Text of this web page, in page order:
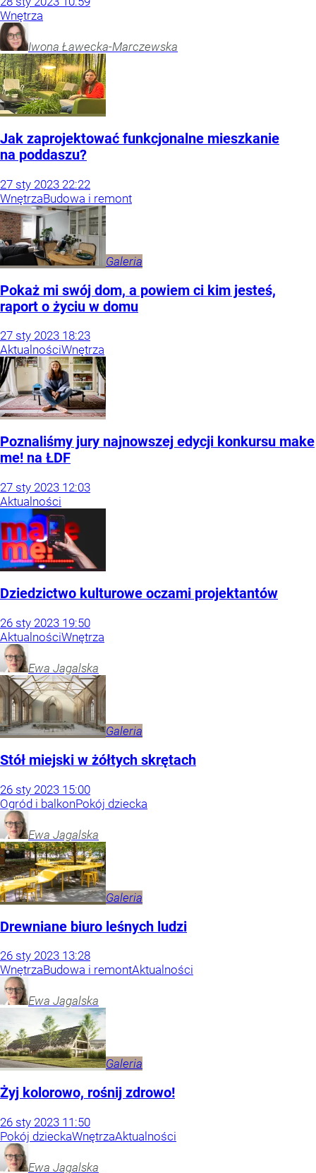
Wnętrza
Iwona Ławecka-Marczewska
Jak zaprojektować funkcjonalne mieszkanie
na poddaszu?
27 sty 2023 22:22
WnętrzaBudowa i remont
Galeria
Pokaż mi swój dom, a powiem ci kim jesteś,
raport o życiu w domu
27 sty 2023 18:23
AktualnościWnętrza
Poznaliśmy jury najnowszej edycji konkursu make
me! na ŁDF
27 sty 2023 12:03
Aktualności
Dziedzictwo kulturowe oczami projektantów
26 sty 2023 19:50
AktualnościWnętrza
Ewa Jagalska
Galeria
Stół miejski w żółtych skrętach
26 sty 2023 15:00
Ogród i balkonPokój dziecka
Ewa Jagalska
Galeria
Drewniane biuro leśnych ludzi
26 sty 2023 13:28
WnętrzaBudowa i remontAktualności
Ewa Jagalska
Galeria
Żyj kolorowo, rośnij zdrowo!
26 sty 2023 11:50
Pokój dzieckaWnętrzaAktualności
Ewa Jagalska